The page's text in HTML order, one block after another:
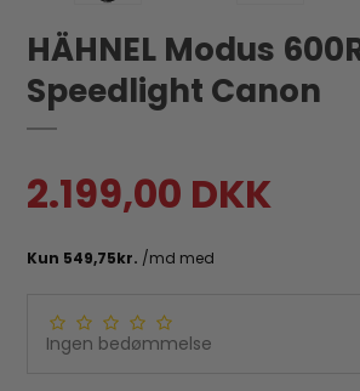
HÄHNEL Modus
Speedlight Canon
2.199,00 DKK
Ingen bedømmelse